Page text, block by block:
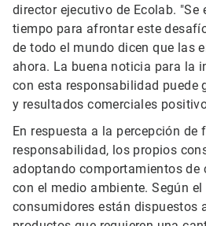
director ejecutivo de Ecolab. "Se
tiempo para afrontar este
de todo el mundo dicen que las
ahora. La buena noticia para la
con esta responsabilidad puede
y resultados comerciales
En respuesta a la percepción de
responsabilidad, los propios
adoptando comportamientos de
con el medio ambiente. Según
consumidores están dispuestos